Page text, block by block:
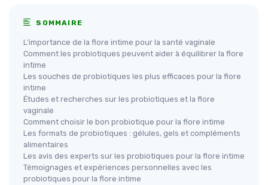
SOMMAIRE
L'importance de la flore intime pour la santé vaginale
Comment les probiotiques peuvent aider à équilibrer la flore
intime
Les souches de probiotiques les plus efficaces pour la flore
intime
Études et recherches sur les probiotiques et la flore
vaginale
Comment choisir le bon probiotique pour la flore intime
Les formats de probiotiques : gélules, gels et compléments
alimentaires
Les avis des experts sur les probiotiques pour la flore intime
Témoignages et expériences personnelles avec les
probiotiques pour la flore intime